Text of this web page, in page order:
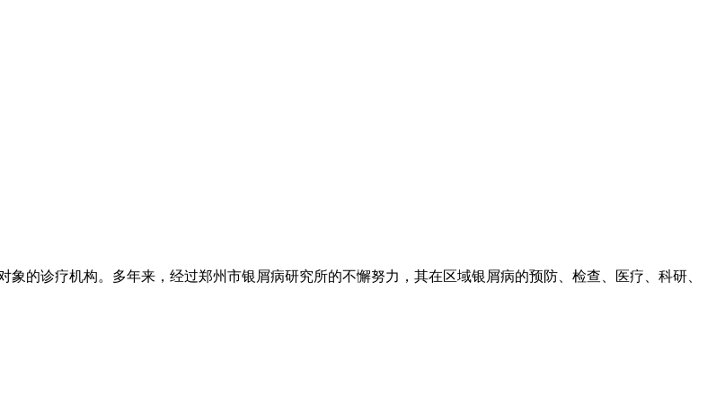
的诊疗机构。多年来，经过郑州市银屑病研究所的不懈努力，其在区域银屑病的预防、检查、医疗、科研、